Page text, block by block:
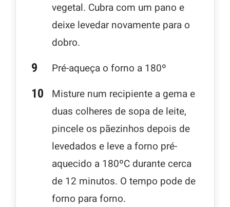
vegetal. Cubra com um pano e
deixe levedar novamente para o
dobro.
Pré-aqueça o forno a 180º
Misture num recipiente a gema e
duas colheres de sopa de leite,
pincele os pãezinhos depois de
levedados e leve a forno pré-
aquecido a 180ºC durante cerca
de 12 minutos. O tempo pode de
forno para forno.